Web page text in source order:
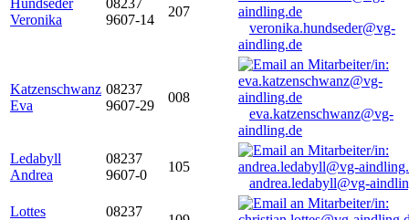
Hundseder
Veronika
08237
9607-14
207
veronika.hundseder@vg-
aindling.de
Katzenschwanz
Eva
08237
9607-29
008
eva.katzenschwanz@vg-
aindling.de
Ledabyll
Andrea
08237
9607-0
105
andrea.ledabyll@vg-
Lottes
08237